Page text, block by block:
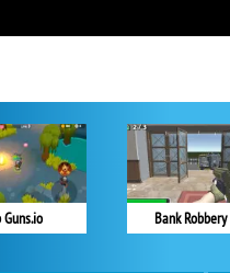
Guns.io Bank